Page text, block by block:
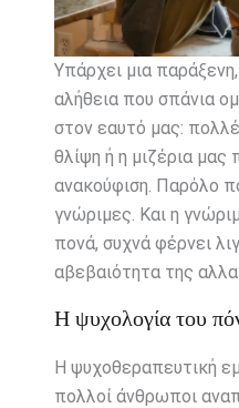
Υπάρχει μια
αλήθεια που σπάνια
στον εαυτό μας:
θλίψη ή η μιζέρια μας
ανακούφιση. Παρόλο
γνώριμες. Και η
πονά, συχνά φέρνει
αβεβαιότητα της
Η ψυχολογία του
Η ψυχοθεραπευτική
πολλοί άνθρωποι